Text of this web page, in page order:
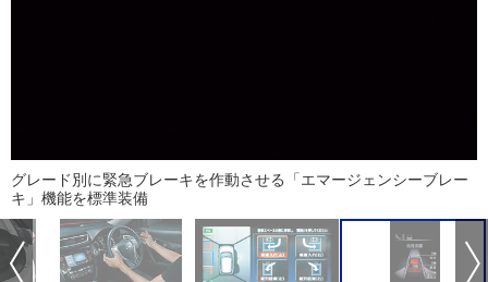
グレード別に緊急ブレーキを作動させる「エマージェンシーブレー
キ」機能を標準装備